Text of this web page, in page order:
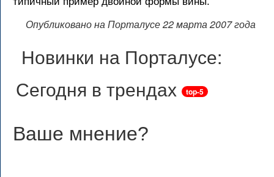
Опубликовано на Порталусе 22 марта 2007 года
Новинки на Порталусе:
Сегодня в трендах
top-5
Ваше мнение?